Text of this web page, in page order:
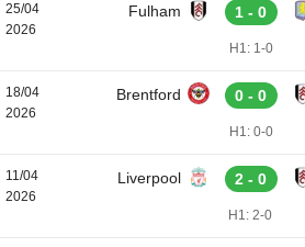
25/04
2026
Fulham 1 - 0
H1: 1-0
18/04
2026
Brentford 0 - 0
H1: 0-0
11/04
2026
Liverpool 2 - 0
H1: 2-0